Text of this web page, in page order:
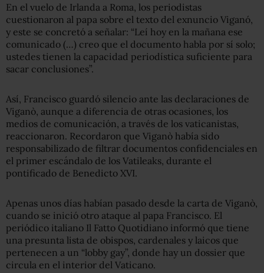
En el vuelo de Irlanda a Roma, los periodistas
cuestionaron al papa sobre el texto del exnuncio Viganó,
y este se concretó a señalar: “Leí hoy en la mañana ese
comunicado (…) creo que el documento habla por sí solo;
ustedes tienen la capacidad periodística suficiente para
sacar conclusiones”.
Así, Francisco guardó silencio ante las declaraciones de
Viganò, aunque a diferencia de otras ocasiones, los
medios de comunicación, a través de los vaticanistas,
reaccionaron. Recordaron que Viganò había sido
responsabilizado de filtrar documentos confidenciales en
el primer escándalo de los Vatileaks, durante el
pontificado de Benedicto XVI.
Apenas unos días habían pasado desde la carta de Viganò,
cuando se inició otro ataque al papa Francisco. El
periódico italiano Il Fatto Quotidiano informó que tiene
una presunta lista de obispos, cardenales y laicos que
pertenecen a un “lobby gay”, donde hay un dossier que
circula en el interior del Vaticano.